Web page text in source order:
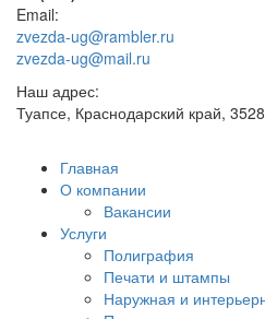
Email:
zvezda-ug@rambler.ru
zvezda-ug@mail.ru
Наш адрес:
Туапсе, Краснодарский край,
Главная
О компании
Вакансии
Услуги
Полиграфия
Печати и штампы
Наружная и